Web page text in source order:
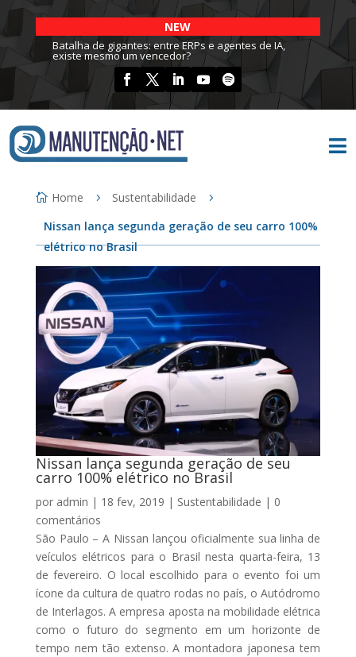
NEW
Batalha de gigantes: entre ERPs e agentes de IA,
existe mesmo um vencedor?

Home
Sustentabilidade
Nissan lança segunda geração de seu carro 100%
elétrico no Brasil
Nissan lança segunda geração de seu
carro 100% elétrico no Brasil
por admin | 18 fev, 2019 | Sustentabilidade | 0
comentários
São Paulo – A Nissan lançou oficialmente sua linha de
veículos elétricos para o Brasil nesta quarta-feira, 13
de fevereiro. O local escolhido para o evento foi um
ícone da cultura de quatro rodas no país, o Autódromo
de Interlagos. A empresa aposta na mobilidade elétrica
como o futuro do segmento em um horizonte de
tempo nem tão extenso. A montadora japonesa tem